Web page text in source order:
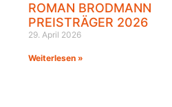
ROMAN BRODMANN
PREISTRÄGER 2026
29. April 2026
Weiterlesen »